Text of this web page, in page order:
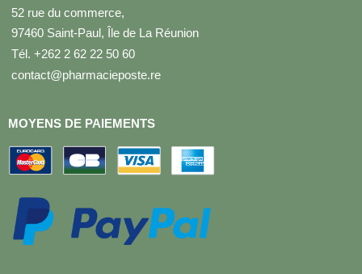
52 rue du commerce,
97460 Saint-Paul, Île de La Réunion
Tél. +262 2 62 22 50 60
contact@pharmacieposte.re
MOYENS DE PAIEMENTS